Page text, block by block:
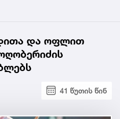
და ოფლით
41 წუთის წინ